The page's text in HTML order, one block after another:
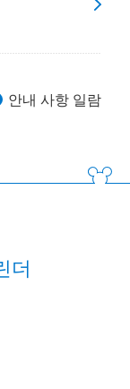
안내 사항 일람
더